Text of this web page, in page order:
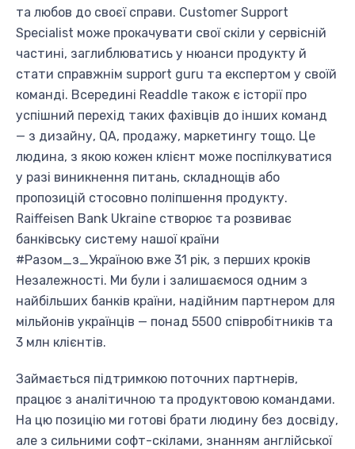
та любов до своєї справи. Customer Support
Specialist може прокачувати свої скіли у сервісній
частині, заглиблюватись у нюанси продукту й
стати справжнім support guru та експертом у своїй
команді. Всередині Readdle також є історії про
успішний перехід таких фахівців до інших команд
— з дизайну, QA, продажу, маркетингу тощо. Це
людина, з якою кожен клієнт може поспілкуватися
у разі виникнення питань, складнощів або
пропозицій стосовно поліпшення продукту.
Raiffeisen Bank Ukraine створює та розвиває
банківську систему нашої країни
#Разом_з_Україною вже 31 рік, з перших кроків
Незалежності. Ми були і залишаємося одним з
найбільших банків країни, надійним партнером для
мільйонів українців — понад 5500 співробітників та
3 млн клієнтів.
Займається підтримкою поточних партнерів,
працює з аналітичною та продуктовою командами.
На цю позицію ми готові брати людину без досвіду,
але з сильними софт-скілами, знанням англійської